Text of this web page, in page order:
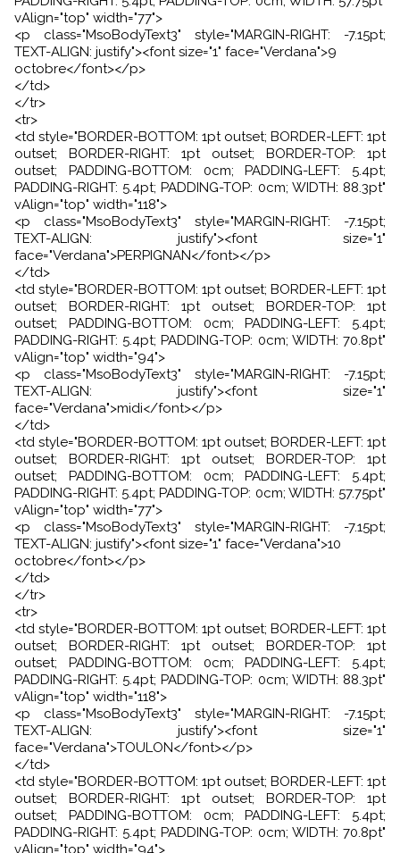
vAlign="top" width="77">
<p class="MsoBodyText3" style="MARGIN-RIGHT: -7.15pt;
TEXT-ALIGN: justify"><font size="1" face="Verdana">9
octobre</font></p>
</td>
</tr>
<tr>
<td style="BORDER-BOTTOM: 1pt outset; BORDER-LEFT: 1pt
outset; BORDER-RIGHT: 1pt outset; BORDER-TOP: 1pt
outset; PADDING-BOTTOM: 0cm; PADDING-LEFT: 5.4pt;
PADDING-RIGHT: 5.4pt; PADDING-TOP: 0cm; WIDTH: 88.3pt"
vAlign="top" width="118">
<p class="MsoBodyText3" style="MARGIN-RIGHT: -7.15pt;
TEXT-ALIGN: justify"><font size="1"
face="Verdana">PERPIGNAN</font></p>
</td>
<td style="BORDER-BOTTOM: 1pt outset; BORDER-LEFT: 1pt
outset; BORDER-RIGHT: 1pt outset; BORDER-TOP: 1pt
outset; PADDING-BOTTOM: 0cm; PADDING-LEFT: 5.4pt;
PADDING-RIGHT: 5.4pt; PADDING-TOP: 0cm; WIDTH: 70.8pt"
vAlign="top" width="94">
<p class="MsoBodyText3" style="MARGIN-RIGHT: -7.15pt;
TEXT-ALIGN: justify"><font size="1"
face="Verdana">midi</font></p>
</td>
<td style="BORDER-BOTTOM: 1pt outset; BORDER-LEFT: 1pt
outset; BORDER-RIGHT: 1pt outset; BORDER-TOP: 1pt
outset; PADDING-BOTTOM: 0cm; PADDING-LEFT: 5.4pt;
PADDING-RIGHT: 5.4pt; PADDING-TOP: 0cm; WIDTH: 57.75pt"
vAlign="top" width="77">
<p class="MsoBodyText3" style="MARGIN-RIGHT: -7.15pt;
TEXT-ALIGN: justify"><font size="1" face="Verdana">10
octobre</font></p>
</td>
</tr>
<tr>
<td style="BORDER-BOTTOM: 1pt outset; BORDER-LEFT: 1pt
outset; BORDER-RIGHT: 1pt outset; BORDER-TOP: 1pt
outset; PADDING-BOTTOM: 0cm; PADDING-LEFT: 5.4pt;
PADDING-RIGHT: 5.4pt; PADDING-TOP: 0cm; WIDTH: 88.3pt"
vAlign="top" width="118">
<p class="MsoBodyText3" style="MARGIN-RIGHT: -7.15pt;
TEXT-ALIGN: justify"><font size="1"
face="Verdana">TOULON</font></p>
</td>
<td style="BORDER-BOTTOM: 1pt outset; BORDER-LEFT: 1pt
outset; BORDER-RIGHT: 1pt outset; BORDER-TOP: 1pt
outset; PADDING-BOTTOM: 0cm; PADDING-LEFT: 5.4pt;
PADDING-RIGHT: 5.4pt; PADDING-TOP: 0cm; WIDTH: 70.8pt"
vAlign="top" width="94">